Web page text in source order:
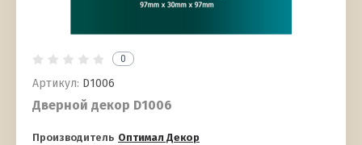
0
Артикул: D1006
Дверной декор D1006
Производитель Оптимал Декор